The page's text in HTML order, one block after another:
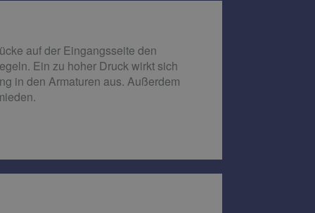
auf der Eingangsseite den
Ein zu hoher Druck wirkt sich
in den Armaturen aus. Außerdem